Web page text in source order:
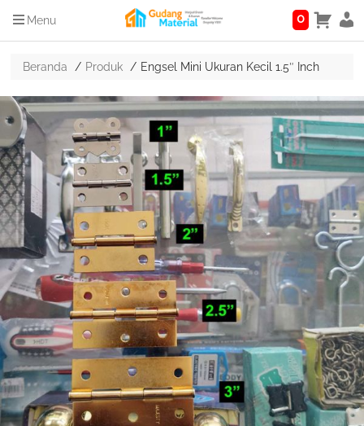
Menu 0
Beranda Produk Engsel Mini Ukuran Kecil 1.5″ Inch